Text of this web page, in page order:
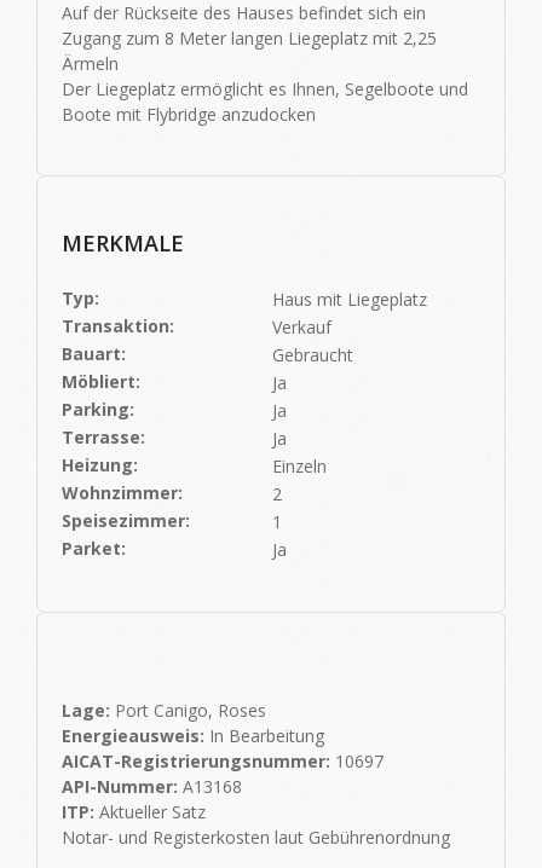
Auf der Rückseite des Hauses befindet sich ein
Zugang zum 8 Meter langen Liegeplatz mit 2,25
Ärmeln
Der Liegeplatz ermöglicht es Ihnen, Segelboote und
Boote mit Flybridge anzudocken
MERKMALE
Typ:
Haus mit Liegeplatz
Transaktion:
Verkauf
Bauart:
Gebraucht
Möbliert:
Ja
Parking:
Ja
Terrasse:
Ja
Heizung:
Einzeln
Wohnzimmer:
2
Speisezimmer:
1
Parket:
Ja
Lage: Port Canigo, Roses
Energieausweis: In Bearbeitung
AICAT-Registrierungsnummer: 10697
API-Nummer: A13168
ITP: Aktueller Satz
Notar- und Registerkosten laut Gebührenordnung